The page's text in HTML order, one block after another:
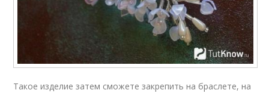
Такое изделие затем сможете закрепить на браслете, на